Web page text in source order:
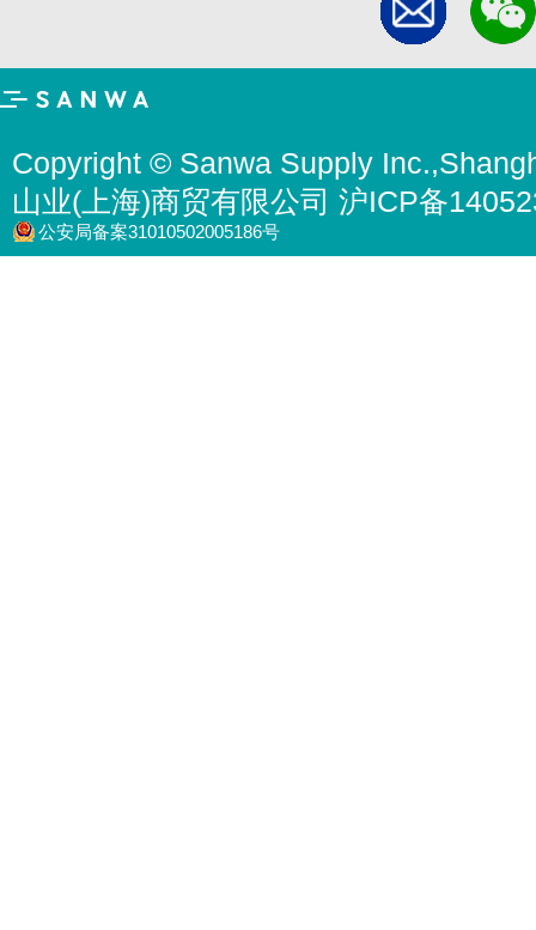
Copyright © Sanwa Supply
山业(上海)商贸有限公司 沪ICP备
公安局备案31010502005186号